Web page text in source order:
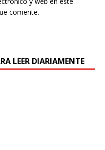
comente.
LEER DIARIAMENTE